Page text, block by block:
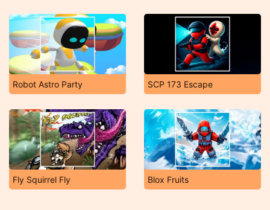
Robot Astro Party SCP 173 Escape
Fly Squirrel Fly Blox Fruits